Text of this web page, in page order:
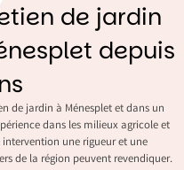
de jardin
depuis
de jardin à Ménesplet et dans un
dans les milieux agricole et
une rigueur et une
de la région peuvent revendiquer.